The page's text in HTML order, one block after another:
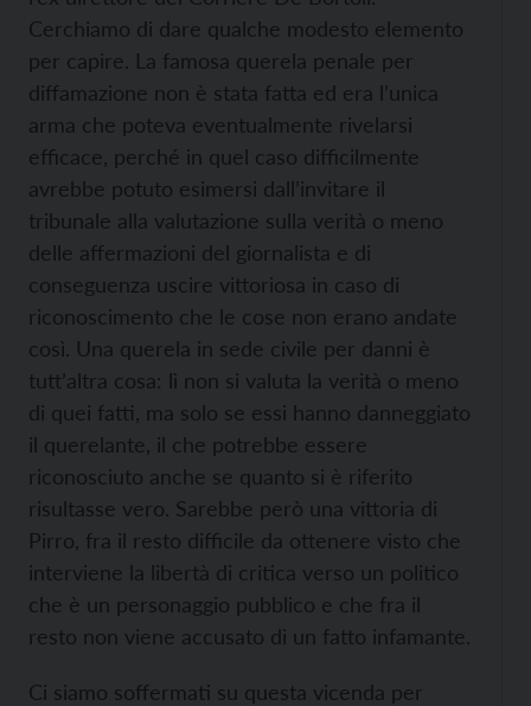
Cerchiamo di dare qualche modesto elemento
per capire. La famosa querela penale per
diffamazione non è stata fatta ed era l’unica
arma che poteva eventualmente rivelarsi
efficace, perché in quel caso difficilmente
avrebbe potuto esimersi dall’invitare il
tribunale alla valutazione sulla verità o meno
delle affermazioni del giornalista e di
conseguenza uscire vittoriosa in caso di
riconoscimento che le cose non erano andate
così. Una querela in sede civile per danni è
tutt’altra cosa: lì non si valuta la verità o meno
di quei fatti, ma solo se essi hanno danneggiato
il querelante, il che potrebbe essere
riconosciuto anche se quanto si è riferito
risultasse vero. Sarebbe però una vittoria di
Pirro, fra il resto difficile da ottenere visto che
interviene la libertà di critica verso un politico
che è un personaggio pubblico e che fra il
resto non viene accusato di un fatto infamante.
Ci siamo soffermati su questa vicenda per